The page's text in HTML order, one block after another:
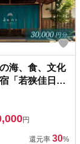
海、食、文化
「若狭佳日」
3万円分｜道
円
還元率 30%